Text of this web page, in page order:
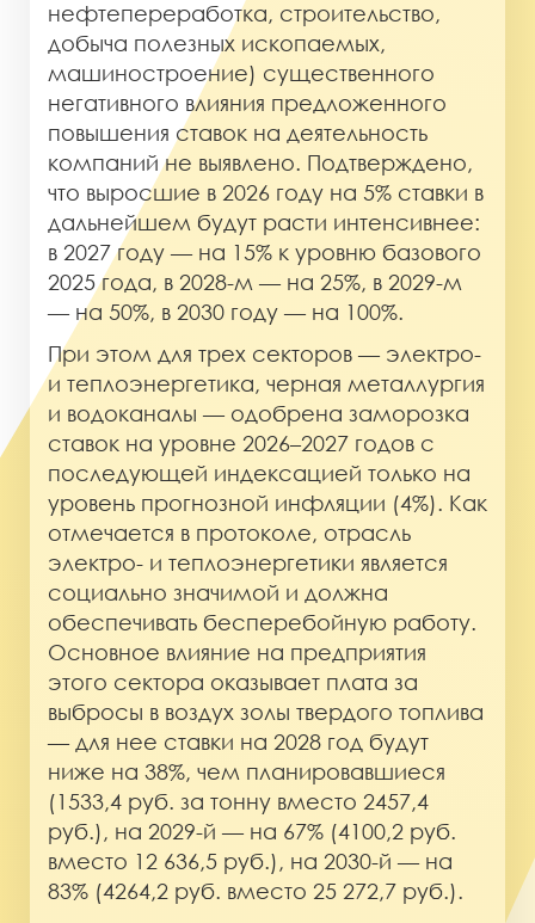
нефтепереработка, строительство,
добыча полезных ископаемых,
машиностроение) существенного
негативного влияния предложенного
повышения ставок на деятельность
компаний не выявлено. Подтверждено,
что выросшие в 2026 году на 5% ставки в
дальнейшем будут расти интенсивнее:
в 2027 году — на 15% к уровню базового
2025 года, в 2028-м — на 25%, в 2029-м
— на 50%, в 2030 году — на 100%.
При этом для трех секторов — электро-
и теплоэнергетика, черная металлургия
и водоканалы — одобрена заморозка
ставок на уровне 2026–2027 годов с
последующей индексацией только на
уровень прогнозной инфляции (4%). Как
отмечается в протоколе, отрасль
электро- и теплоэнергетики является
социально значимой и должна
обеспечивать бесперебойную работу.
Основное влияние на предприятия
этого сектора оказывает плата за
выбросы в воздух золы твердого топлива
— для нее ставки на 2028 год будут
ниже на 38%, чем планировавшиеся
(1533,4 руб. за тонну вместо 2457,4
руб.), на 2029-й — на 67% (4100,2 руб.
вместо 12 636,5 руб.), на 2030-й — на
83% (4264,2 руб. вместо 25 272,7 руб.).